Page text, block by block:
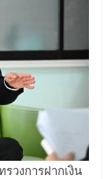
วงการฝากเงิน